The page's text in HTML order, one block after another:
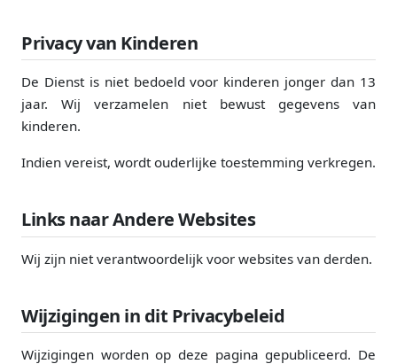
Privacy van Kinderen
De Dienst is niet bedoeld voor kinderen jonger dan 13
jaar. Wij verzamelen niet bewust gegevens van
kinderen.
Indien vereist, wordt ouderlijke toestemming verkregen.
Links naar Andere Websites
Wij zijn niet verantwoordelijk voor websites van derden.
Wijzigingen in dit Privacybeleid
Wijzigingen worden op deze pagina gepubliceerd. De